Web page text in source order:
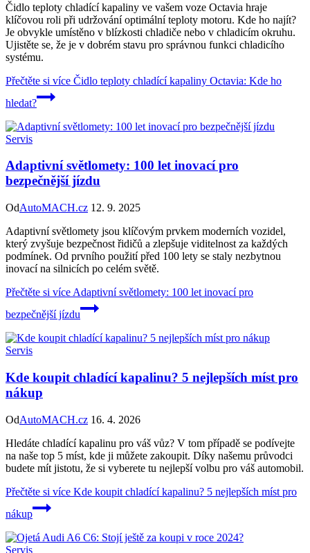
Čidlo teploty chladící kapaliny ve vašem voze Octavia hraje
klíčovou roli při udržování optimální teploty motoru. Kde ho najít?
Je obvykle umístěno v blízkosti chladiče nebo v chladicím okruhu.
Ujistěte se, že je v dobrém stavu pro správnou funkci chladicího
systému.
Přečtěte si více Čidlo teploty chladící kapaliny Octavia: Kde ho
hledat?
Servis
Adaptivní světlomety: 100 let inovací pro
bezpečnější jízdu
OdAutoMACH.cz 12. 9. 2025
Adaptivní světlomety jsou klíčovým prvkem moderních vozidel,
který zvyšuje bezpečnost řidičů a zlepšuje viditelnost za každých
podmínek. Od prvního použití před 100 lety se staly nezbytnou
inovací na silnicích po celém světě.
Přečtěte si více Adaptivní světlomety: 100 let inovací pro
bezpečnější jízdu
Servis
Kde koupit chladící kapalinu? 5 nejlepších míst pro
nákup
OdAutoMACH.cz 16. 4. 2026
Hledáte chladící kapalinu pro váš vůz? V tom případě se podívejte
na naše top 5 míst, kde ji můžete zakoupit. Díky našemu průvodci
budete mít jistotu, že si vyberete tu nejlepší volbu pro váš automobil.
Přečtěte si více Kde koupit chladící kapalinu? 5 nejlepších míst pro
nákup
Servis